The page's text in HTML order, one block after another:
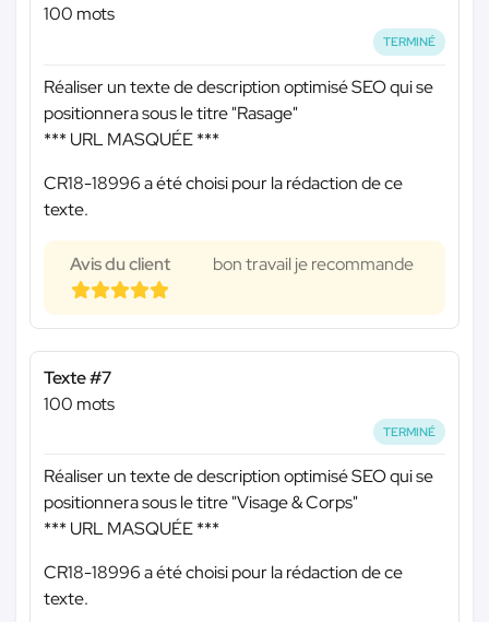
100 mots
TERMINÉ
Réaliser un texte de description optimisé SEO qui se
positionnera sous le titre "Rasage"
*** URL MASQUÉE ***
CR18-18996 a été choisi pour la rédaction de ce
texte.
Avis du client bon travail je recommande
Texte #7
100 mots
TERMINÉ
Réaliser un texte de description optimisé SEO qui se
positionnera sous le titre "Visage & Corps"
*** URL MASQUÉE ***
CR18-18996 a été choisi pour la rédaction de ce
texte.